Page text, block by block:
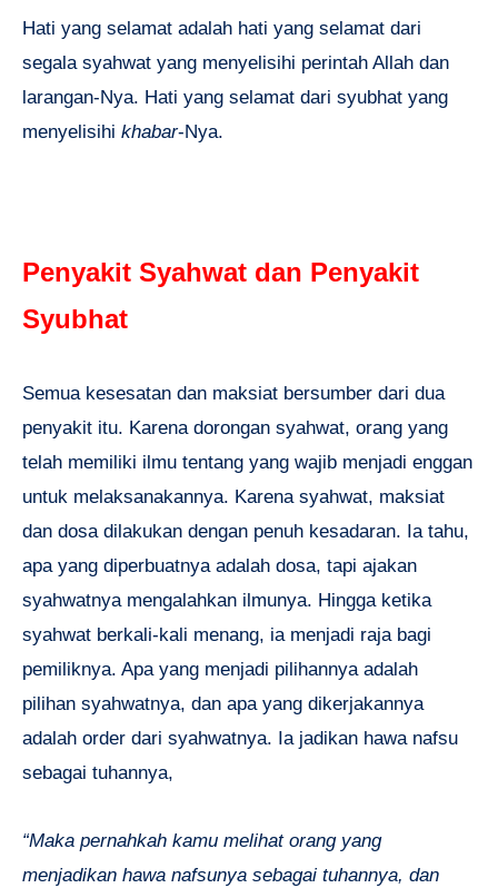
Hati yang selamat adalah hati yang selamat dari
segala syahwat yang menyelisihi perintah Allah dan
larangan-Nya. Hati yang selamat dari syubhat yang
menyelisihi khabar-Nya.
Penyakit Syahwat dan Penyakit
Syubhat
Semua kesesatan dan maksiat bersumber dari dua
penyakit itu. Karena dorongan syahwat, orang yang
telah memiliki ilmu tentang yang wajib menjadi enggan
untuk melaksanakannya. Karena syahwat, maksiat
dan dosa dilakukan dengan penuh kesadaran. Ia tahu,
apa yang diperbuatnya adalah dosa, tapi ajakan
syahwatnya mengalahkan ilmunya. Hingga ketika
syahwat berkali-kali menang, ia menjadi raja bagi
pemiliknya. Apa yang menjadi pilihannya adalah
pilihan syahwatnya, dan apa yang dikerjakannya
adalah order dari syahwatnya. Ia jadikan hawa nafsu
sebagai tuhannya,
“Maka pernahkah kamu melihat orang yang
menjadikan hawa nafsunya sebagai tuhannya, dan